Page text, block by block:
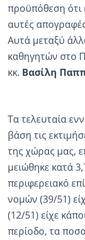
Εκπομπές
Πολιτισμός
προϋπόθεση
αυτές
Αυτά μεταξύ
καθηγητών στο
κκ. Βασίλη
Τα τελευταία
βάση τις
της χώρας μας,
μειώθηκε κατά
περιφερειακό
νομών (39/51)
(12/51) είχε
περίοδο, τα